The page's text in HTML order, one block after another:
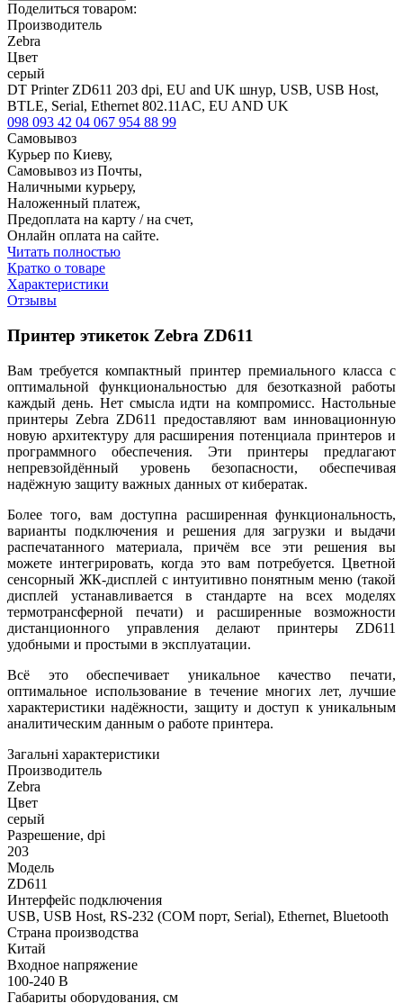
Поделиться товаром:
Производитель
Zebra
Цвет
серый
DT Printer ZD611 203 dpi, EU and UK шнур, USB, USB Host,
BTLE, Serial, Ethernet 802.11AC, EU AND UK
098 093 42 04 067 954 88 99
Самовывоз
Курьер по Киеву,
Самовывоз из Почты,
Наличными курьеру,
Наложенный платеж,
Предоплата на карту / на счет,
Онлайн оплата на сайте.
Читать полностью
Кратко о товаре
Характеристики
Отзывы
Принтер этикеток Zebra ZD611
Вам требуется компактный принтер премиального класса с
оптимальной функциональностью для безотказной работы
каждый день. Нет смысла идти на компромисс. Настольные
принтеры Zebra ZD611 предоставляют вам инновационную
новую архитектуру для расширения потенциала принтеров и
программного обеспечения. Эти принтеры предлагают
непревзойдённый уровень безопасности, обеспечивая
надёжную защиту важных данных от кибератак.
Более того, вам доступна расширенная функциональность,
варианты подключения и решения для загрузки и выдачи
распечатанного материала, причём все эти решения вы
можете интегрировать, когда это вам потребуется. Цветной
сенсорный ЖК-дисплей с интуитивно понятным меню (такой
дисплей устанавливается в стандарте на всех моделях
термотрансферной печати) и расширенные возможности
дистанционного управления делают принтеры ZD611
удобными и простыми в эксплуатации.
Всё это обеспечивает уникальное качество печати,
оптимальное использование в течение многих лет, лучшие
характеристики надёжности, защиту и доступ к уникальным
аналитическим данным о работе принтера.
Загальні характеристики
Производитель
Zebra
Цвет
серый
Разрешение, dpi
203
Модель
ZD611
Интерфейс подключения
USB, USB Host, RS-232 (COM порт, Serial), Ethernet, Bluetooth
Страна производства
Китай
Входное напряжение
100-240 В
Габариты оборудования, см